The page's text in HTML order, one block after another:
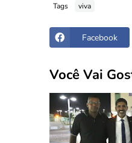
Tags viva
Facebook
Você Vai